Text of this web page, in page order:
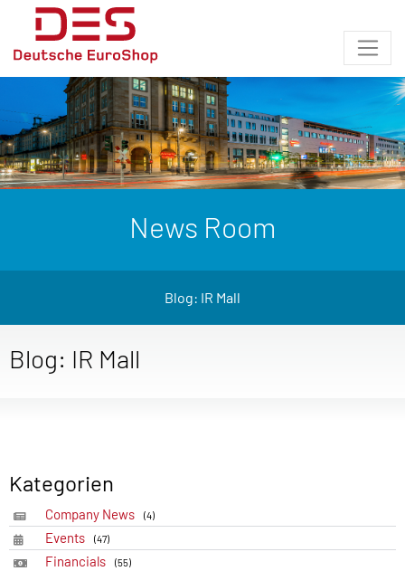
News Room
Blog: IR Mall
Blog: IR Mall
Kategorien
Company News (4)
Events (47)
Financials (55)